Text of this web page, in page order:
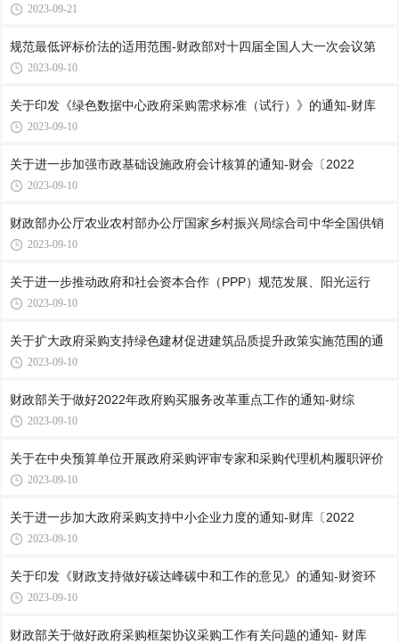
2023-09-21
规范最低评标价法的适用范围-财政部对十四届全国人大一次会议第
2023-09-10
关于印发《绿色数据中心政府采购需求标准（试行）》的通知-财库
2023-09-10
关于进一步加强市政基础设施政府会计核算的通知-财会〔2022
2023-09-10
财政部办公厅农业农村部办公厅国家乡村振兴局综合司中华全国供销
2023-09-10
关于进一步推动政府和社会资本合作（PPP）规范发展、阳光运行
2023-09-10
关于扩大政府采购支持绿色建材促进建筑品质提升政策实施范围的通
2023-09-10
财政部关于做好2022年政府购买服务改革重点工作的通知-财综
2023-09-10
关于在中央预算单位开展政府采购评审专家和采购代理机构履职评价
2023-09-10
关于进一步加大政府采购支持中小企业力度的通知-财库〔2022
2023-09-10
关于印发《财政支持做好碳达峰碳中和工作的意见》的通知-财资环
2023-09-10
财政部关于做好政府采购框架协议采购工作有关问题的通知- 财库